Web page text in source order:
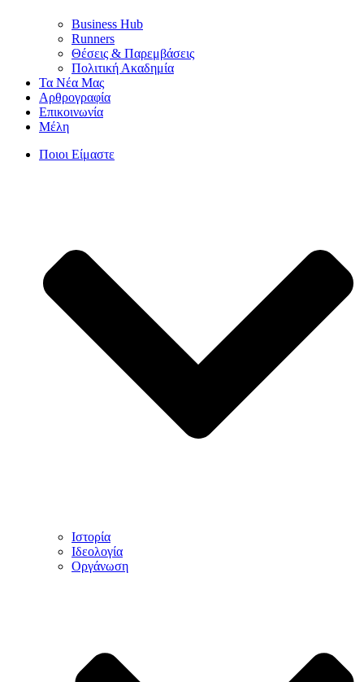
Business Hub
Runners
Θέσεις & Παρεμβάσεις
Πολιτική Ακαδημία
Τα Νέα Μας
Αρθρογραφία
Επικοινωνία
Μέλη
Ποιοι Είμαστε
Ιστορία
Ιδεολογία
Οργάνωση